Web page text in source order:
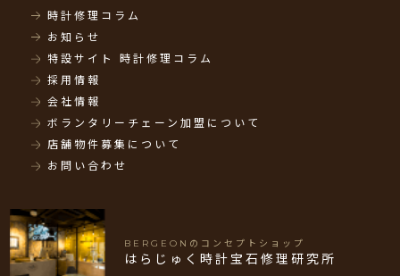
時計修理コラム
お知らせ
特設サイト 時計修理コラム
採用情報
会社情報
ボランタリーチェーン加盟について
店舗物件募集について
お問い合わせ
BERGEONのコンセプトショップ
はらじゅく時計宝石修理研究所